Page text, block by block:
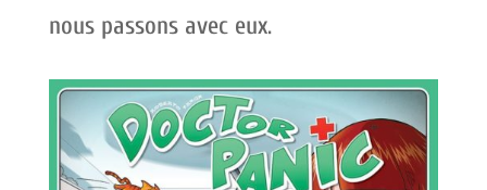
nous passons avec eux.